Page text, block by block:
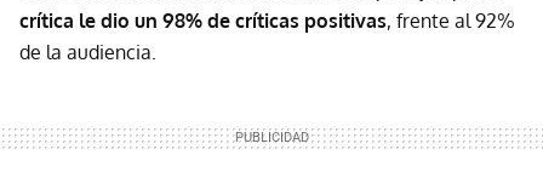
crítica le dio un 98% de críticas positivas, frente al 92%
de la audiencia.